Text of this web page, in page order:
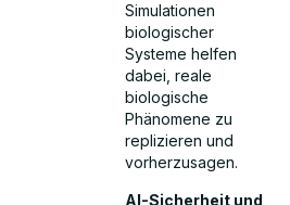
Simulationen
biologischer
Systeme helfen
dabei, reale
biologische
Phänomene zu
replizieren und
vorherzusagen.
AI-Sicherheit und